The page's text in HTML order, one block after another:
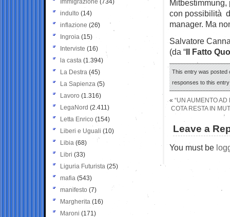
con possibilità
manager. Ma
Salvatore
(da “Il Fatto
This entry was posted
responses to this
« “UN AUMENTO
COTA RESTA IN
Leave a
You must be
Immigrazione (734)
indulto (14)
inflazione (26)
Ingroia (15)
Interviste (16)
la casta (1.394)
La Destra (45)
La Sapienza (5)
Lavoro (1.316)
LegaNord (2.411)
Letta Enrico (154)
Liberi e Uguali (10)
Libia (68)
Libri (33)
Liguria Futurista (25)
mafia (543)
manifesto (7)
Margherita (16)
Maroni (171)